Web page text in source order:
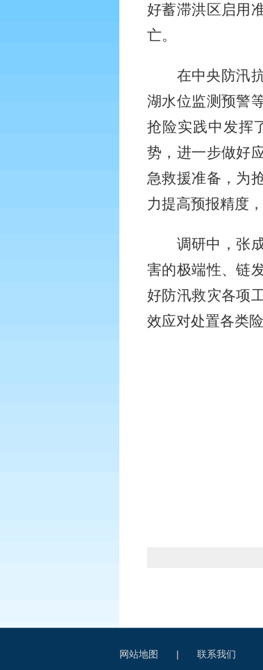
好蓄滞洪区启用
亡。
在中央防汛
湖水位监测预警
抢险实践中发挥
势，进一步做好
急救援准备，为
力提高预报精度
调研中，张
害的极端性、链
好防汛救灾各项
效应对处置各类
网站地图 | 联系我们